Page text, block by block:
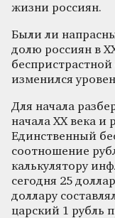
жизни россиян.
Были ли
долю россиян в
изменился
Для начала
начала ХХ века и
Единственный
соотношение
калькулятору
сегодня 25
доллару
царский 1 рубль